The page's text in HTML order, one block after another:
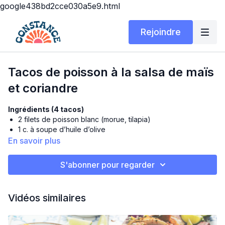
google438bd2cce030a5e9.html
Rejoindre
Tacos de poisson à la salsa de maïs
et coriandre
Ingrédients (4 tacos)
2 filets de poisson blanc (morue, tilapia)
1 c. à soupe d’huile d’olive
1/2 c. à thé de cumin
4 tortillas de maïs ou blé
1 tasse de maïs en grains (cuit ou grillé)
1/4 tasse de coriandre fraîche hachée
En savoir plus
S'abonner pour regarder
Vidéos similaires